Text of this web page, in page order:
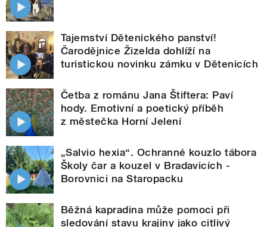
Tajemství Dětenického panství!
Čarodějnice Žizelda dohlíží na
turistickou novinku zámku v Dětenicích
Četba z románu Jana Štiftera: Paví
hody. Emotivní a poetický příběh
z městečka Horní Jelení
„Salvio hexia“. Ochranné kouzlo tábora
Školy čar a kouzel v Bradavicích -
Borovnici na Staropacku
Běžná kapradina může pomoci při
sledování stavu krajiny jako citlivý